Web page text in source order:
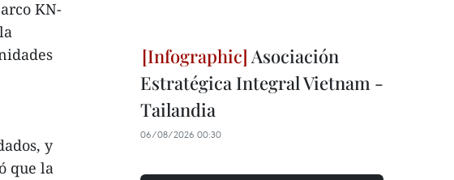
KN-
y
que la
Asociación
Estratégica Integral Vietnam -
Tailandia
06/08/2026 00:30